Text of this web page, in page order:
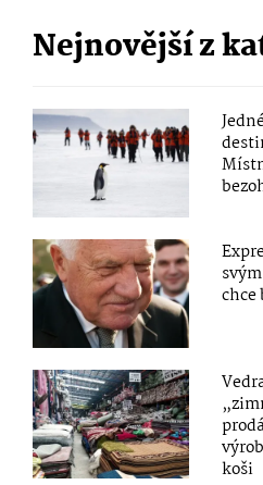
Nejnovější z
chce
koši